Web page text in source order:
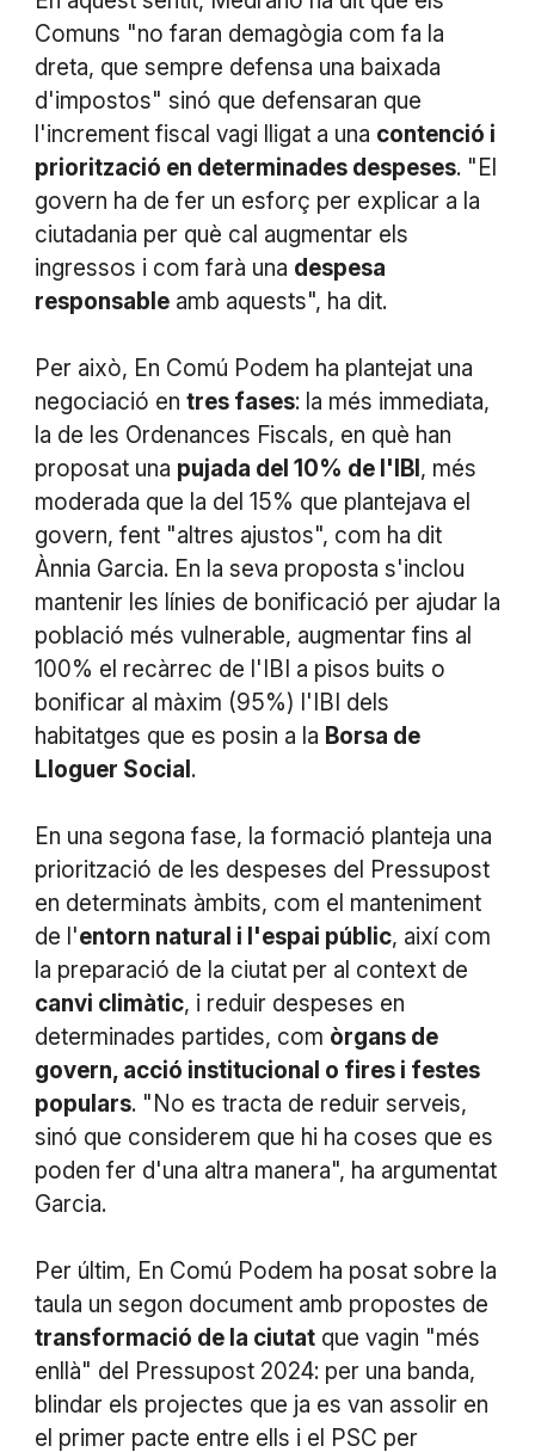
Comuns "no faran demagògia com fa la
dreta, que sempre defensa una baixada
d'impostos" sinó que defensaran que
l'increment fiscal vagi lligat a una contenció i
priorització en determinades despeses. "El
govern ha de fer un esforç per explicar a la
ciutadania per què cal augmentar els
ingressos i com farà una despesa
responsableamb aquests", ha dit.
Per això, En Comú Podem ha plantejat una
negociació en tres fases: la més immediata,
la de les Ordenances Fiscals, en què han
proposat una pujada del 10% de l'IBI , més
moderada que la del 15% que plantejava el
govern, fent "altres ajustos", com ha dit
Ànnia Garcia. En la seva proposta s'inclou
mantenir les línies de bonificació per ajudar la
població més vulnerable, augmentar fins al
100% el recàrrec de l'IBI a pisos buits o
bonificar al màxim (95%) l'IBI dels
habitatges que es posin a la Borsa de
Lloguer Social .
En una segona fase, la formació planteja una
priorització de les despeses del Pressupost
en determinats àmbits, com el manteniment
de l'entorn natural i l'espai públic, així com
la preparació de la ciutat per al context de
canvi climàtic, i reduir despeses en
determinades partides, com òrgans de
govern, acció institucional o fires i festes
populars. "No es tracta de reduir serveis,
sinó que considerem que hi ha coses que es
poden fer d'una altra manera", ha argumentat
Garcia.
Per últim, En Comú Podem ha posat sobre la
taula un segon document amb propostes de
transformació de la ciutatque vagin "més
enllà" del Pressupost 2024: per una banda,
blindar els projectes que ja es van assolir en
el primer pacte entre ells i el PSC per